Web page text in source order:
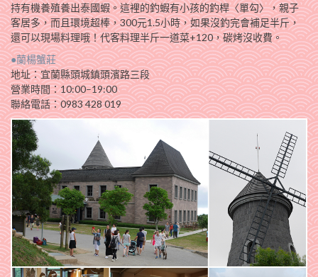
持有機養殖養出泰國蝦。這裡的釣蝦有小孩的釣桿〈單勾〉，親子
客居多，而且環境超棒，300元1.5小時，如果沒釣完會補足半斤，
還可以現場料理哦！代客料理半斤一道菜+120，碳烤沒收費。
●蘭楊蟹莊
地址：宜蘭縣頭城鎮頭濱路三段
營業時間：10:00–19:00
聯絡電話：0983 428 019